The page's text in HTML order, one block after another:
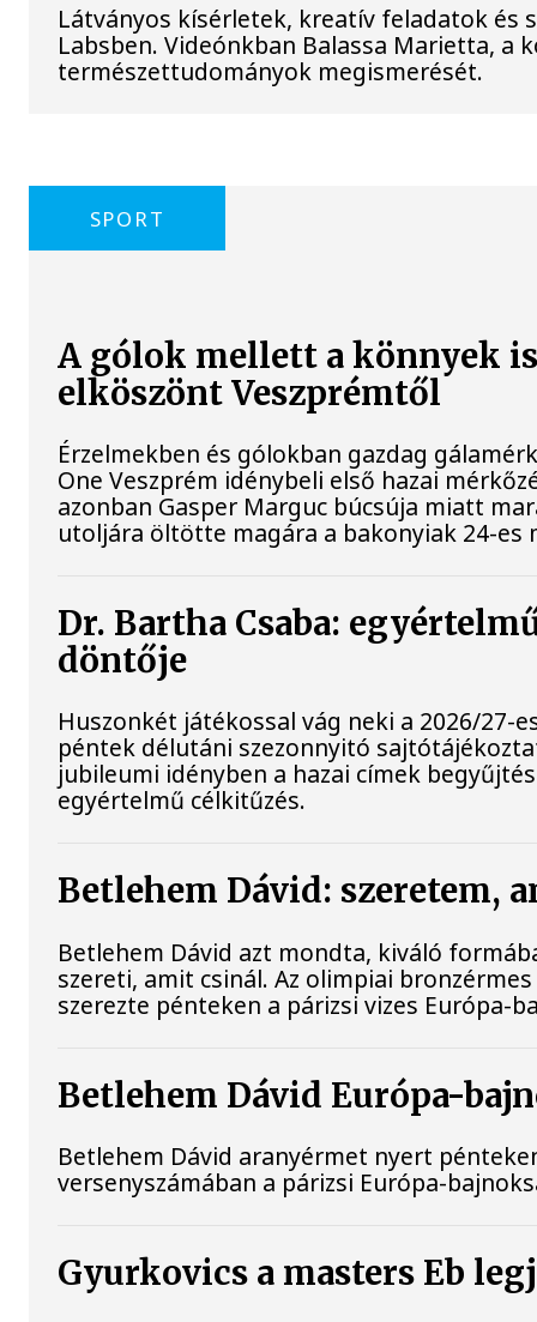
Látványos kísérletek, kreatív feladatok és
Labsben. Videónkban Balassa Marietta, a
természettudományok megismerését.
SPORT
A gólok mellett a könnyek
elköszönt Veszprémtől
Érzelmekben és gólokban gazdag
One Veszprém idénybeli első hazai
azonban Gasper Marguc búcsúja miatt
utoljára öltötte magára a bakonyiak 24-
Dr. Bartha Csaba:
döntője
Huszonkét játékossal vág neki a 2026/27-
péntek délutáni szezonnyitó
jubileumi idényben a hazai címek
egyértelmű célkitűzés.
Betlehem Dávid: szeretem,
Betlehem Dávid azt mondta, kiváló
szereti, amit csinál. Az olimpiai
szerezte pénteken a párizsi vizes Európa-
Betlehem Dávid Európa-
Betlehem Dávid aranyérmet nyert
versenyszámában a párizsi Európa-
Gyurkovics a masters Eb